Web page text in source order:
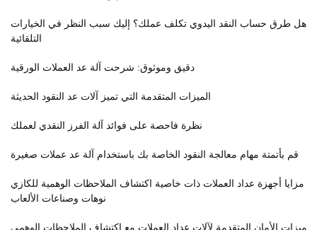
هل طرق حساب النقد اليدوي تكلف عملك؟ إليك سبب النظر في الخيارات
التلقائية
دقيق وموثوق: شرحت آلة عد العملات الورقية
الميزات المتقدمة التي تميز آلات عد النقود الحديثة
نظرة فاحصة على فوائد آلة الفرز النقدي لعملك
قم بأتمتة مهام معالجة النقود الخاصة بك باستخدام آلة عد عملات صغيرة
مزايا أجهزة عداد العملات ذات خاصية اكتشاف الملاحظات الوهمية للكازي
نوهات وصناعات الألعاب
ميزات الأمان المتقدمة لآلات عداد العملات مع اكتشاف الملاحظات الوهمي